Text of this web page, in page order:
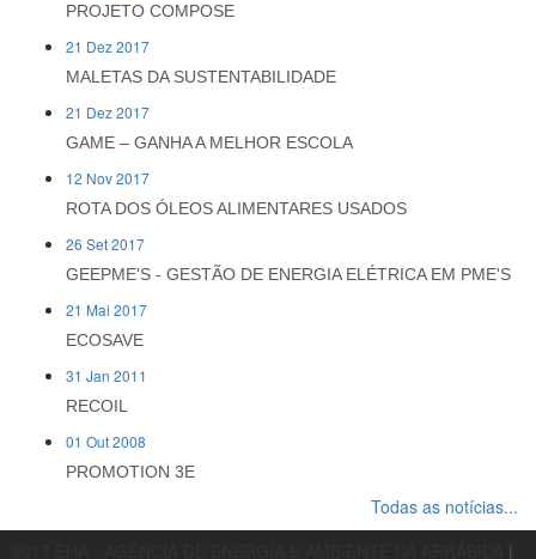
PROJETO COMPOSE
21 Dez 2017
MALETAS DA SUSTENTABILIDADE
21 Dez 2017
GAME – GANHA A MELHOR ESCOLA
12 Nov 2017
ROTA DOS ÓLEOS ALIMENTARES USADOS
26 Set 2017
GEEPME'S - GESTÃO DE ENERGIA ELÉTRICA EM PME'S
21 Mai 2017
ECOSAVE
31 Jan 2011
RECOIL
01 Out 2008
PROMOTION 3E
Todas as notícias...
|